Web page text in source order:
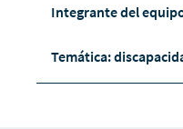
Integrante del
Temática: